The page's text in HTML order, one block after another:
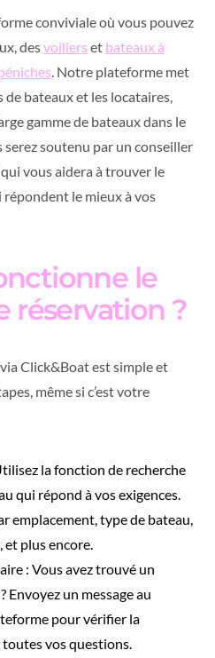
conviviale où vous pouvez
desvoiliers et bateaux à
. Notre plateforme met
bateaux et les locataires,
gamme de bateaux dans le
serez soutenu par un conseiller
vous aidera à trouver le
le mieux à vos
le
réservation ?
Click&Boat est simple et
même si c’est votre
la fonction de recherche
qui répond à vos exigences.
emplacement, type de bateau,
et plus encore.
: Vous avez trouvé un
Envoyez un message au
pour vérifier la
vos questions.